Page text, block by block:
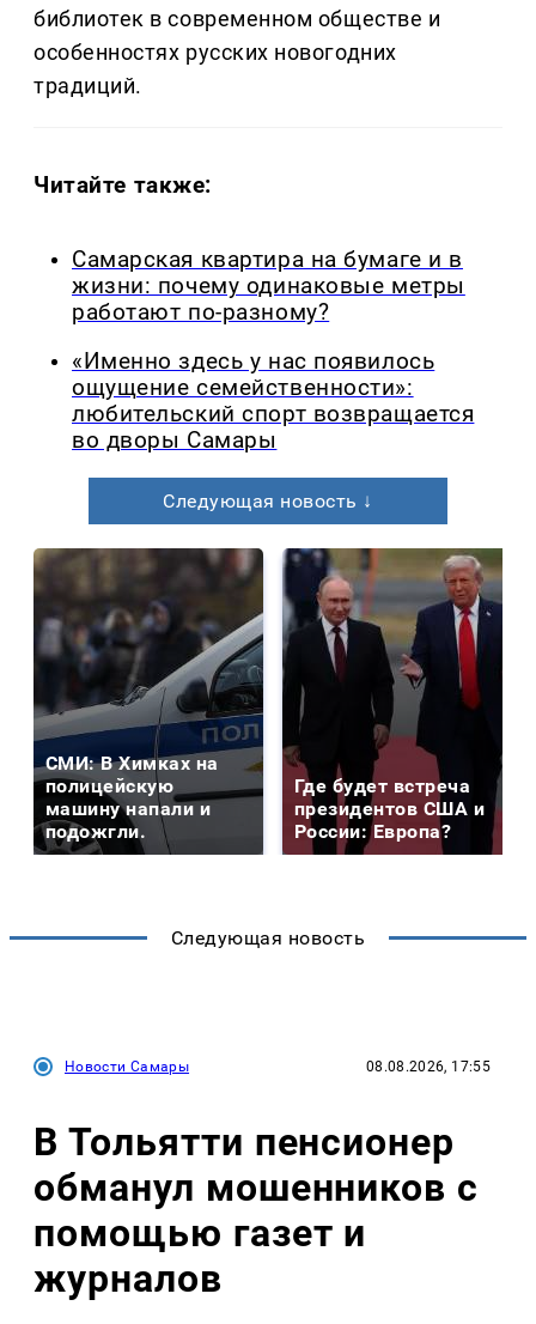
библиотек в современном обществе и
особенностях русских новогодних
традиций.
Читайте также:
Самарская квартира на бумаге и в
жизни: почему одинаковые метры
работают по-разному?
«Именно здесь у нас появилось
ощущение семейственности»:
любительский спорт возвращается
во дворы Самары
Следующая новость ↓
СМИ: В Химках на
полицейскую
машину напали и
подожгли.
Где будет встреча
президентов США и
России: Европа?
Следующая новость
Новости Самары 08.08.2026, 17:55
В Тольятти пенсионер
обманул мошенников с
помощью газет и
журналов